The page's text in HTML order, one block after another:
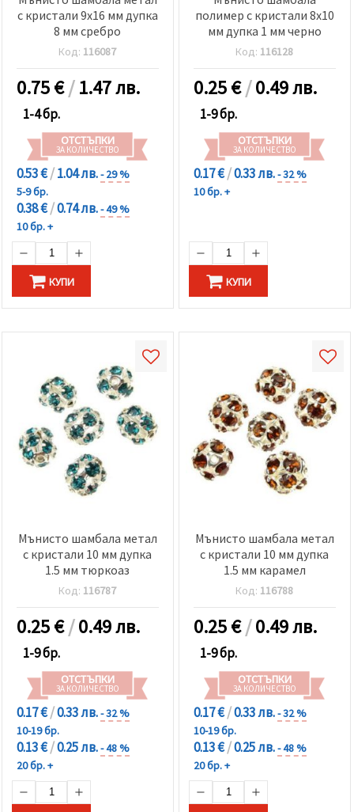
с кристали 9x16 мм дупка
8 мм сребро
Код: 116087
0.75€/1.47 лв.
1-4 бр.
ОТСТЪПКИ
ЗА КОЛИЧЕСТВО
0.53 €/1.04 лв.- 29 %
5-9 бр.
0.38 €/0.74 лв.- 49 %
10 бр. +
КУПИ
полимер с кристали 8x10
мм дупка 1 мм черно
Код: 116128
0.25€/0.49 лв.
1-9 бр.
ОТСТЪПКИ
ЗА КОЛИЧЕСТВО
0.17 €/0.33 лв.- 32 %
10 бр. +
КУПИ
Мънисто шамбала метал
с кристали 10 мм дупка
1.5 мм тюркоаз
Код: 116787
0.25€/0.49 лв.
1-9 бр.
ОТСТЪПКИ
ЗА КОЛИЧЕСТВО
0.17 €/0.33 лв.- 32 %
10-19 бр.
0.13 €/0.25 лв.- 48 %
20 бр. +
Мънисто шамбала метал
с кристали 10 мм дупка
1.5 мм карамел
Код: 116788
0.25€/0.49 лв.
1-9 бр.
ОТСТЪПКИ
ЗА КОЛИЧЕСТВО
0.17 €/0.33 лв.- 32 %
10-19 бр.
0.13 €/0.25 лв.- 48 %
20 бр. +